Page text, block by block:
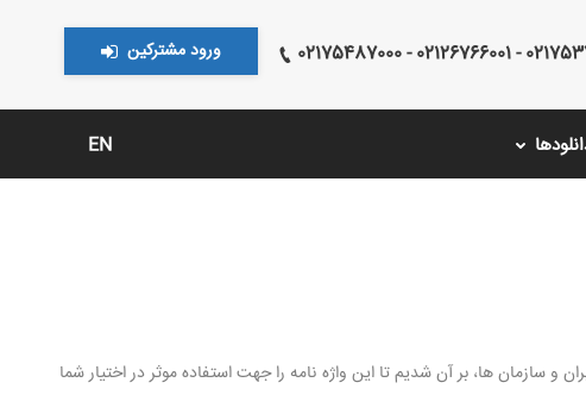
02175379 - 02126766001 - ورود مشترکین
EN
و سازمان ها، بر آن شدیم تا این واژه نامه را جهت استفاده موثر در اختیار شما